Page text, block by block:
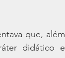
que, além
didático e